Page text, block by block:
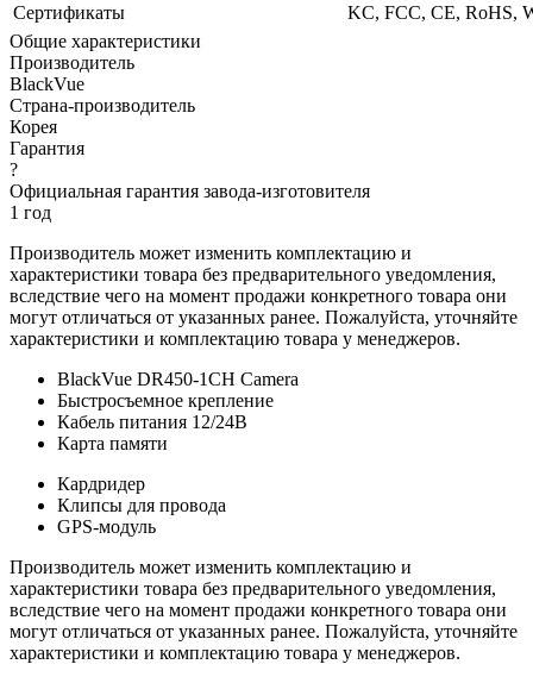
Сертификаты
KC, FCC, CE, RoHS,
Общие характеристики
Производитель
BlackVue
Страна-производитель
Корея
Гарантия
?
Официальная гарантия завода-изготовителя
1 год
Производитель может изменить комплектацию и
характеристики товара без предварительного уведомления,
вследствие чего на момент продажи конкретного товара они
могут отличаться от указанных ранее. Пожалуйста, уточняйте
характеристики и комплектацию товара у менеджеров.
BlackVue DR450-1CH Camera
Быстросъемное крепление
Кабель питания 12/24В
Карта памяти
Кардридер
Клипсы для провода
GPS-модуль
Производитель может изменить комплектацию и
характеристики товара без предварительного уведомления,
вследствие чего на момент продажи конкретного товара они
могут отличаться от указанных ранее. Пожалуйста, уточняйте
характеристики и комплектацию товара у менеджеров.